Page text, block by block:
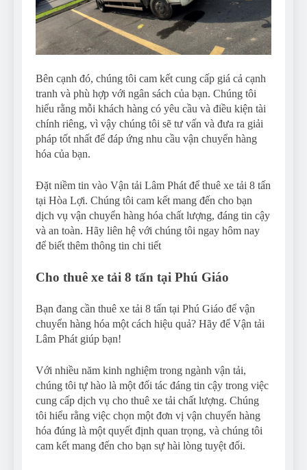
Bên cạnh đó, chúng tôi cam kết cung cấp giá cả cạnh
tranh và phù hợp với ngân sách của bạn. Chúng tôi
hiểu rằng mỗi khách hàng có yêu cầu và điều kiện tài
chính riêng, vì vậy chúng tôi sẽ tư vấn và đưa ra giải
pháp tốt nhất để đáp ứng nhu cầu vận chuyển hàng
hóa của bạn.
Đặt niềm tin vào Vận tải Lâm Phát để thuê xe tải 8 tấn
tại Hòa Lợi. Chúng tôi cam kết mang đến cho bạn
dịch vụ vận chuyển hàng hóa chất lượng, đáng tin cậy
và an toàn. Hãy liên hệ với chúng tôi ngay hôm nay
để biết thêm thông tin chi tiết
Cho thuê xe tải 8 tấn tại Phú Giáo
Bạn đang cần thuê xe tải 8 tấn tại Phú Giáo để vận
chuyển hàng hóa một cách hiệu quả? Hãy để Vận tải
Lâm Phát giúp bạn!
Với nhiều năm kinh nghiệm trong ngành vận tải,
chúng tôi tự hào là một đối tác đáng tin cậy trong việc
cung cấp dịch vụ cho thuê xe tải chất lượng. Chúng
tôi hiểu rằng việc chọn một đơn vị vận chuyển hàng
hóa đúng là một quyết định quan trọng, và chúng tôi
cam kết mang đến cho bạn sự hài lòng tuyệt đối.